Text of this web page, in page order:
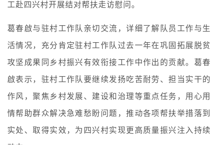
工赴四兴村开展结对帮扶走访慰问。
葛春啟与驻村工作队亲切交流，详细了解队员工作与生
活情况，充分肯定驻村工作队过去一年在巩固拓展脱贫
攻坚成果同乡村振兴有效衔接工作中作出的贡献。葛春
啟表示，驻村工作队要继续发扬吃苦耐劳、担当实干的
作风，聚焦乡村发展、建设和治理等重点任务，用心用
情帮助群众解决急难愁盼问题，推动各项帮扶举措落到
实处、取得实效，为四兴村实现更高质量振兴注入持续